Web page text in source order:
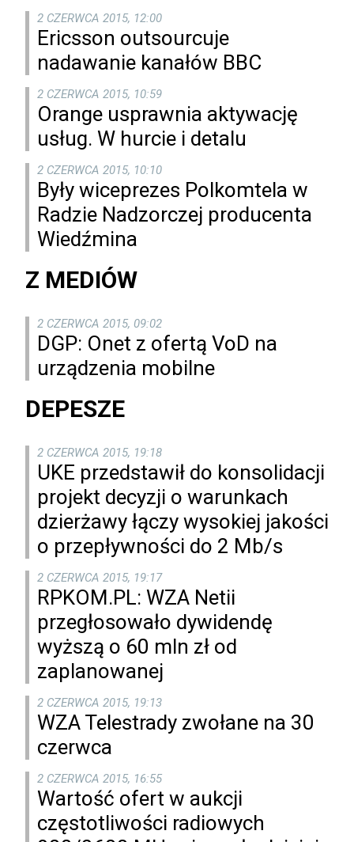
2 CZERWCA 2015, 12:00
Ericsson outsourcuje
nadawanie kanałów BBC
2 CZERWCA 2015, 10:59
Orange usprawnia aktywację
usług. W hurcie i detalu
2 CZERWCA 2015, 10:10
Były wiceprezes Polkomtela w
Radzie Nadzorczej producenta
Wiedźmina
Z MEDIÓW
2 CZERWCA 2015, 09:02
DGP: Onet z ofertą VoD na
urządzenia mobilne
DEPESZE
2 CZERWCA 2015, 19:18
UKE przedstawił do konsolidacji
projekt decyzji o warunkach
dzierżawy łączy wysokiej jakości
o przepływności do 2 Mb/s
2 CZERWCA 2015, 19:17
RPKOM.PL: WZA Netii
przegłosowało dywidendę
wyższą o 60 mln zł od
zaplanowanej
2 CZERWCA 2015, 19:13
WZA Telestrady zwołane na 30
czerwca
2 CZERWCA 2015, 16:55
Wartość ofert w aukcji
częstotliwości radiowych